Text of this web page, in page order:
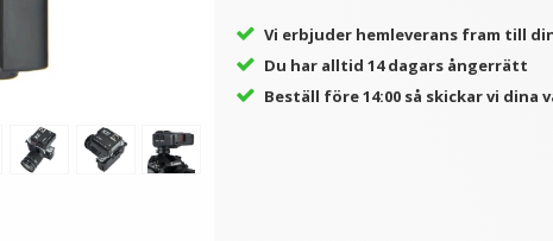
Vi erbjuder hemleverans fram till
Du har alltid 14 dagars ångerrätt
Beställ före 14:00 så skickar vi dina